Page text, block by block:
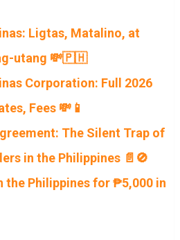
Ligtas, Matalino, at
utang 💸🇵🇭
Corporation: Full 2026
Fees 💸📱
The Silent Trap of
in the Philippines 📄🚫
the Philippines for ₱5,000 in